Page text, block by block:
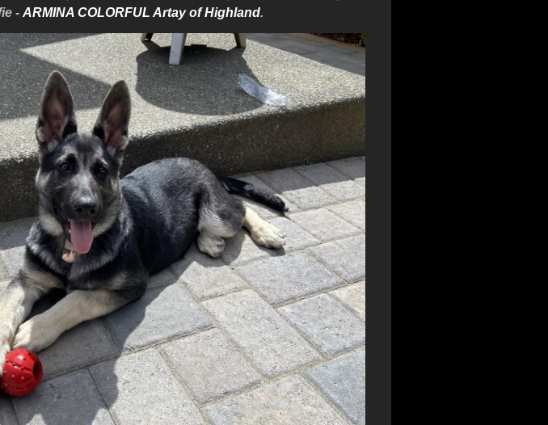
- ARMINA COLORFUL Artay of Highland.